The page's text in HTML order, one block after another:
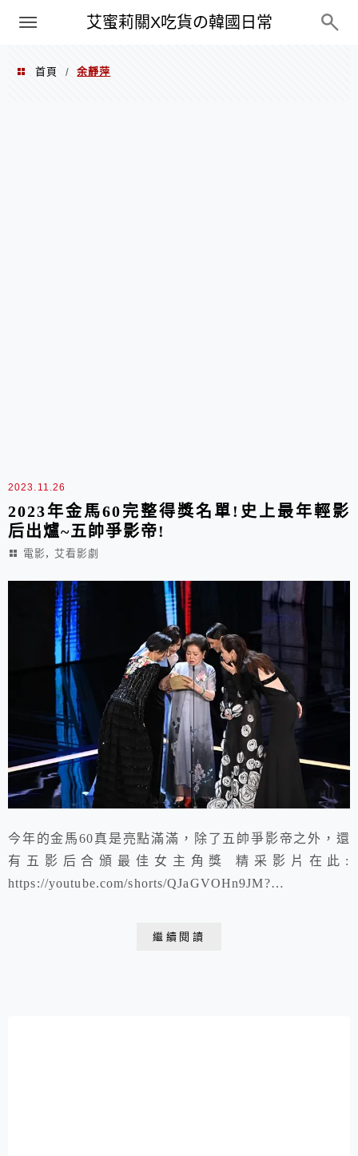
艾蜜莉關X吃貨の韓國日常
PXN
首頁 / 余靜萍
2023.11.26
2023年金馬60完整得獎名單!史上最年輕影
后出爐~五帥爭影帝!
電影, 艾看影劇
今年的金馬60真是亮點滿滿，除了五帥爭影帝之外，還
有五影后合頒最佳女主角獎 精采影片在此:
https://youtube.com/shorts/QJaGVOHn9JM?
繼續閱讀